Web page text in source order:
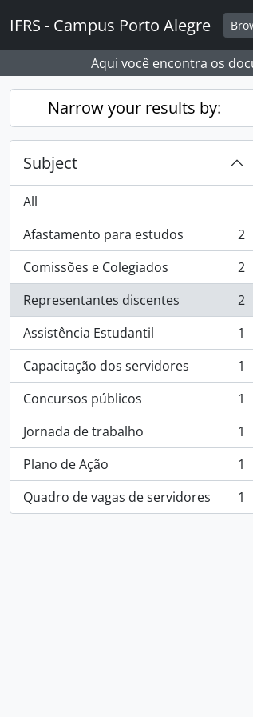
IFRS - Campus Porto Alegre
Aqui você encontra os
Narrow your results by:
Subject
All
Afastamento para estudos
, 2 results
2
Comissões e Colegiados
, 2 results
2
Representantes discentes
, 2 results
2
Assistência Estudantil
, 1 results
1
Capacitação dos servidores
, 1 results
1
Concursos públicos
, 1 results
1
Jornada de trabalho
, 1 results
1
Plano de Ação
, 1 results
1
Quadro de vagas de servidores
, 1 results 1